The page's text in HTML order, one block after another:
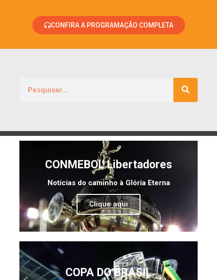
CONFIRA A PROGRAMAÇÃO COMPLETA
CONMEBOL Libertadores
Notícias do caminho à Glória Eterna
Clique aqui
COPA DO BRASIL